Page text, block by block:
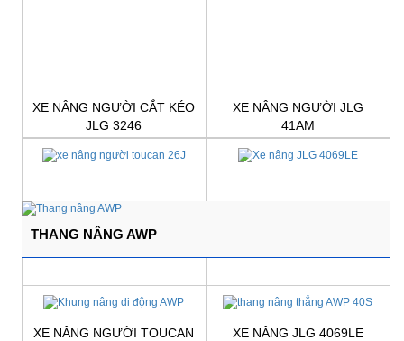
XE NÂNG NGƯỜI CẮT KÉO
JLG 3246
Giá:Liên hệ
XE NÂNG NGƯỜI JLG
41AM
Giá:Liên hệ
XE NÂNG NGƯỜI TOUCAN
XE NÂNG JLG 4069LE
THANG NÂNG AWP